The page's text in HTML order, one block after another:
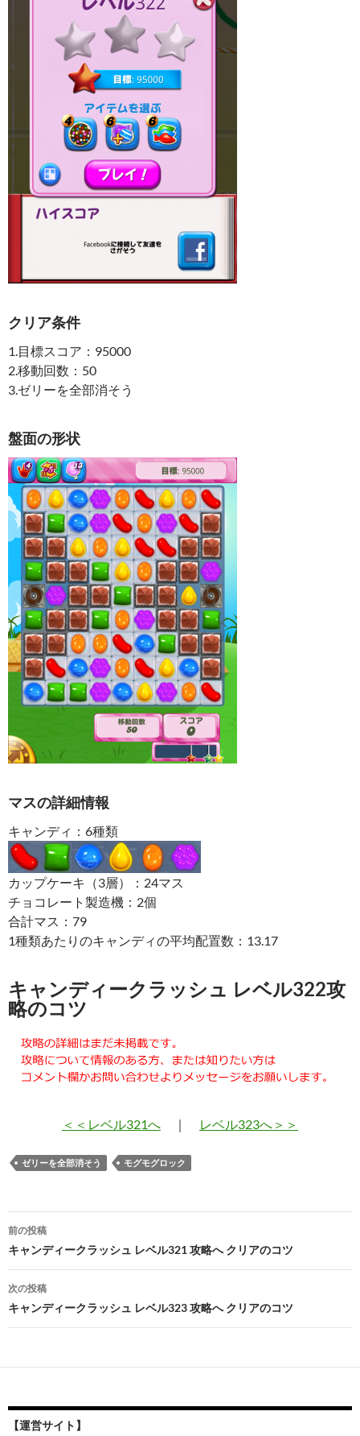
クリア条件
1.目標スコア：95000
2.移動回数：50
3.ゼリーを全部消そう
盤面の形状
マスの詳細情報
キャンディ：6種類
カップケーキ（3層）：24マス
チョコレート製造機：2個
合計マス：79
1種類あたりのキャンディの平均配置数：13.17
キャンディークラッシュ レベル322攻
略のコツ
＜＜レベル321へ ｜ レベル323へ＞＞
ゼリーを全部消そう モグモグロック
投
稿
ナ
ビ
ゲ
ー
ョ
前の投稿
キャンディークラッシュ レベル321 攻略へ クリアのコツ
次の投稿
キャンディークラッシュ レベル323 攻略へ クリアのコツ
【運営サイト】